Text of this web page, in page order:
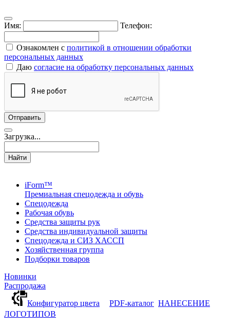
Имя: Телефон:
Ознакомлен с политикой в отношении обработки
персональных данных
Даю согласие на обработку персональных данных
Загрузка...
Найти
iForm™
Премиальная спецодежда и обувь
Спецодежда
Рабочая обувь
Средства защиты рук
Средства индивидуальной защиты
Спецодежда и СИЗ ХАССП
Хозяйственная группа
Подборки товаров
Новинки
Распродажа
Конфигуратор цвета
PDF-каталог НАНЕСЕНИЕ
ЛОГОТИПОВ